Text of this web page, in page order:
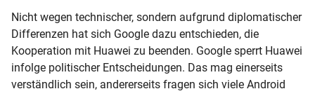
Nicht wegen technischer, sondern aufgrund diplomatischer
Differenzen hat sich Google dazu entschieden, die
Kooperation mit Huawei zu beenden. Google sperrt Huawei
infolge politischer Entscheidungen. Das mag einerseits
verständlich sein, andererseits fragen sich viele Android